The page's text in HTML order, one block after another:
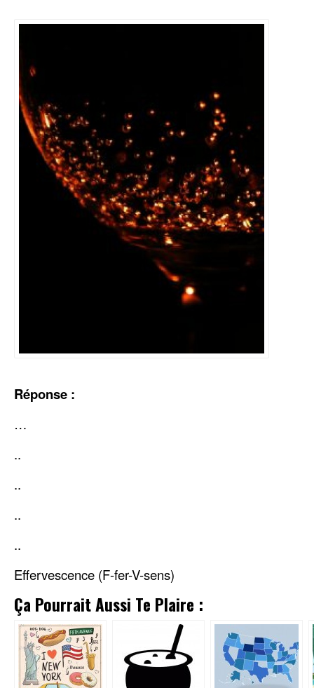
Réponse :
…
..
..
..
..
Effervescence (F-fer-V-sens)
Ça Pourrait Aussi Te Plaire :